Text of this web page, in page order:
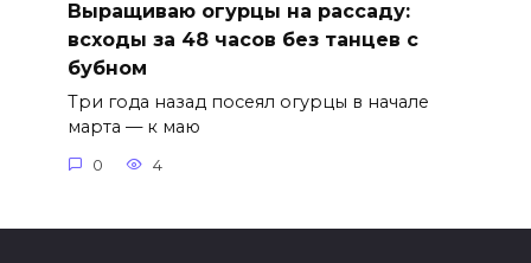
Выращиваю огурцы на рассаду:
всходы за 48 часов без танцев с
бубном
Три года назад посеял огурцы в начале
марта — к маю
0 4